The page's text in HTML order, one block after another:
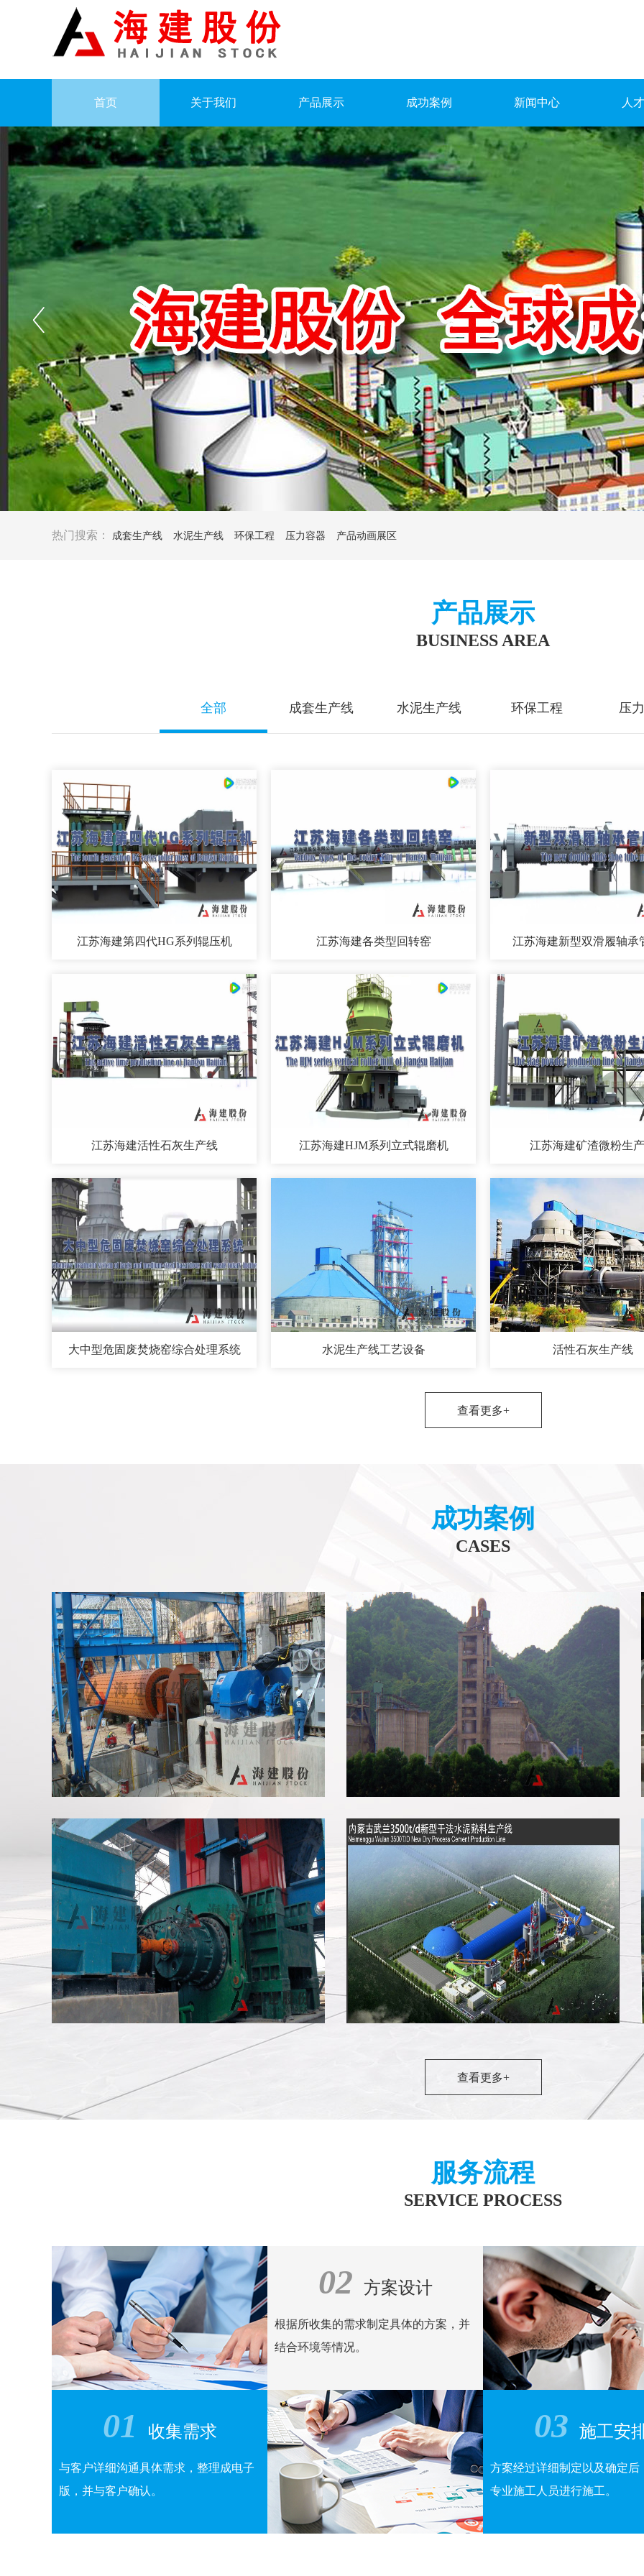
首页 关于我们 产品展示 成功案例 新闻中心 人
热门搜索： 成套生产线 水泥生产线 环保工程 压力容器 产品动画展区
产品展示
BUSINESS AREA
全部 成套生产线 水泥生产线 环保工程 压
江苏海建第四代HG系列辊压机 江苏海建各类型回转窑 江苏海建新型双滑履轴承
江苏海建活性石灰生产线 江苏海建HJM系列立式辊磨机 江苏海建矿渣微粉生
大中型危固废焚烧窑综合处理系统 水泥生产线工艺设备 活性石灰生产线
查看更多+
成功案例
CASES
哥伦比亚磨机项目 越南富新生产线
内蒙古武兰3500t/d新型干法水泥熟料生产
线
查看更多+
服务流程
SERVICE PROCESS
01 收集需求
与客户详细沟通具体需求，整理成电子
版，并与客户确认。
02 方案设计
根据所收集的需求制定具体的方案，并
结合环境等情况。
03 施工安
方案经过详细制定以及确定后
专业施工人员进行施工。